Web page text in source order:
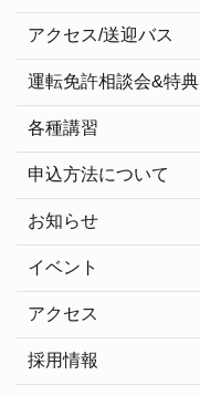
アクセス/送迎バス
運転免許相談会&特典
各種講習
申込方法について
お知らせ
イベント
アクセス
採用情報